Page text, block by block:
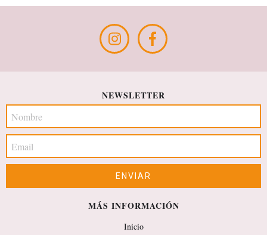
NEWSLETTER
MÁS INFORMACIÓN
Inicio